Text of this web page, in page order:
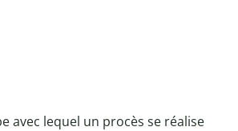
avec lequel un procès se réalise